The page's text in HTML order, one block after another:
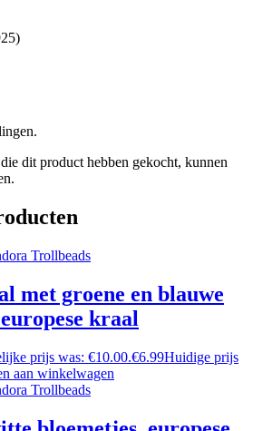
dit product hebben gekocht, kunnen
met groene en blauwe
kraal
prijs was: €10.00.€6.99Huidige prijs
aan winkelwagen